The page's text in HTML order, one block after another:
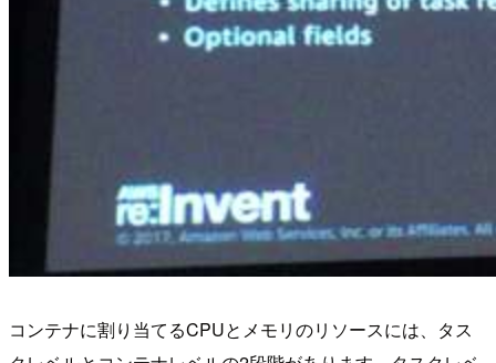
コンテナに割り当てるCPUとメモリのリソースには、タス